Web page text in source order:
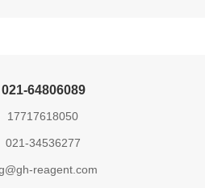
64806089
17717618050
021-34536277
reagent.com